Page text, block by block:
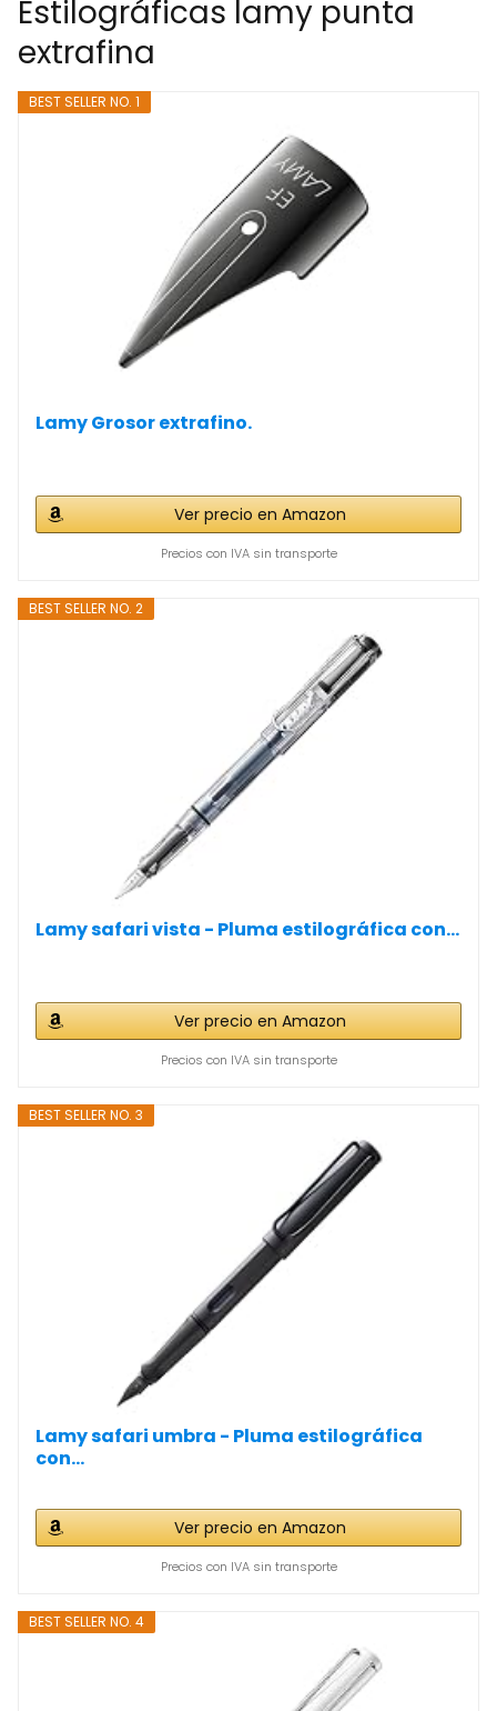
Estilográficas lamy punta
extrafina
BEST SELLER NO. 1
Lamy Grosor extrafino.
Ver precio en Amazon
Precios con IVA sin transporte
BEST SELLER NO. 2
Lamy safari vista - Pluma estilográfica con...
Ver precio en Amazon
Precios con IVA sin transporte
BEST SELLER NO. 3
Lamy safari umbra - Pluma estilográfica
con...
Ver precio en Amazon
Precios con IVA sin transporte
BEST SELLER NO. 4